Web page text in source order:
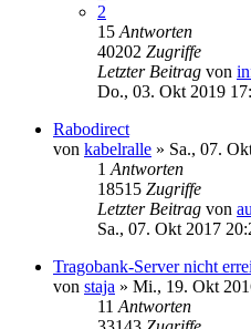
2
15 Antworten
40202 Zugriffe
Letzter Beitrag von
Do., 03. Okt 2019
Rabodirect
von kabelralle » Sa., 07.
1 Antworten
18515 Zugriffe
Letzter Beitrag von
Sa., 07. Okt 2017
Tragobank-Server nicht
von staja » Mi., 19. Okt
11 Antworten